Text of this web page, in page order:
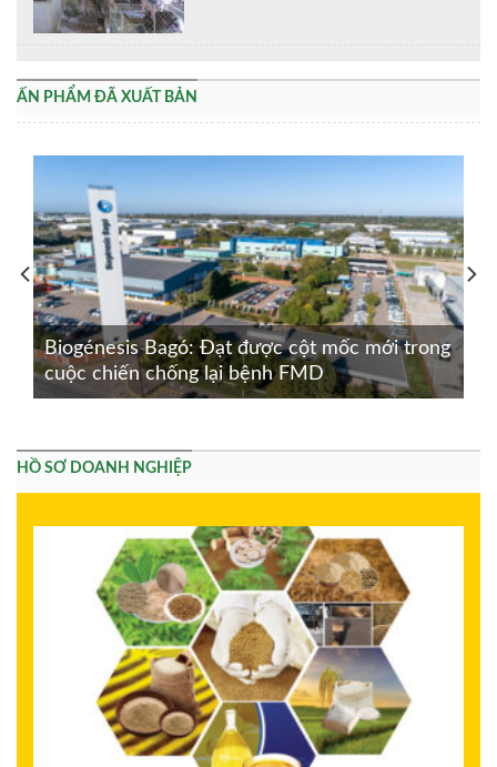
ẤN PHẨM ĐÃ XUẤT BẢN
Biogénesis Bagó: Đạt được cột mốc mới trong
cuộc chiến chống lại bệnh FMD
HỒ SƠ DOANH NGHIỆP